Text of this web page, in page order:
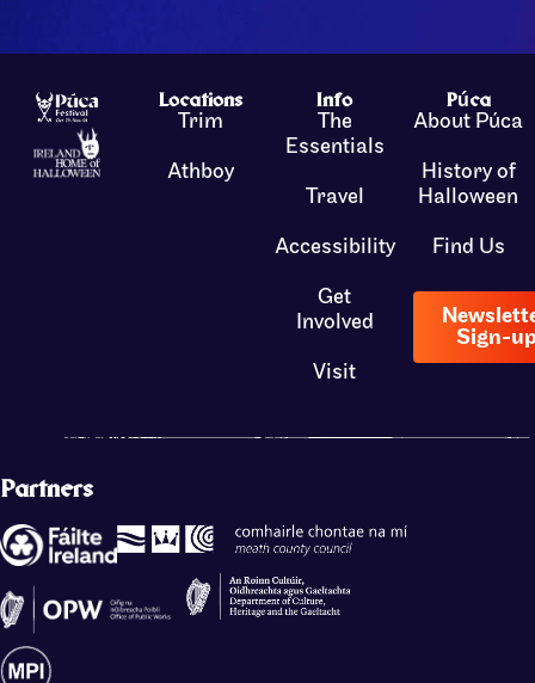
Locations
Trim
Athboy
Info
The
Essentials
Travel
Accessibility
Get
Involved
Visit
Púca
About Púca
History of
Halloween
Find Us
Sign-up
Partners